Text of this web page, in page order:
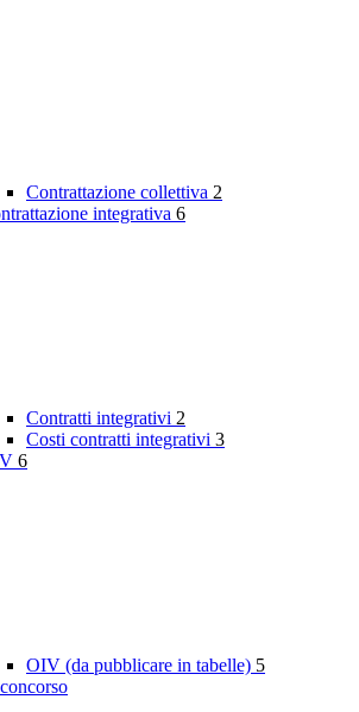
Contrattazione collettiva 2
integrativa 6
Contratti integrativi 2
Costi contratti integrativi 3
6
OIV (da pubblicare in tabelle) 5